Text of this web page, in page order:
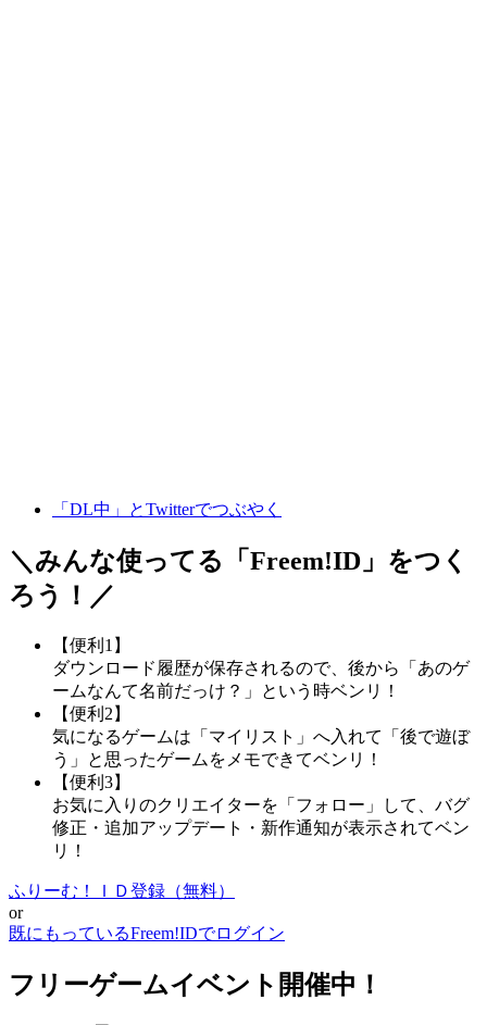
「DL中」とTwitterでつぶやく
＼みんな使ってる「 Freem!ID 」をつく
ろう！／
【便利1】
ダウンロード履歴が保存されるので、後から「あのゲ
ームなんて名前だっけ？」という時ベンリ！
【便利2】
気になるゲームは「マイリスト」へ入れて「後で遊ぼ
う」と思ったゲームをメモできてベンリ！
【便利3】
お気に入りのクリエイターを「フォロー」して、バグ
修正・追加アップデート・新作通知が表示されてベン
リ！
ふりーむ！ＩＤ登録（無料）
or
既にもっているFreem!IDでログイン
フリーゲームイベント開催中！